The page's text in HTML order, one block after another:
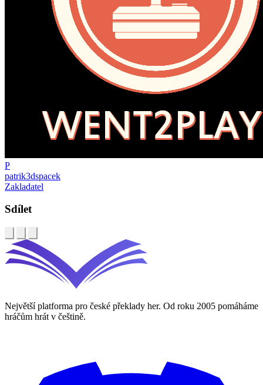
P
patrik3dspacek
Zakladatel
Sdílet
Největší platforma pro české překlady her. Od roku 2005 pomáháme
hráčům hrát v češtině.